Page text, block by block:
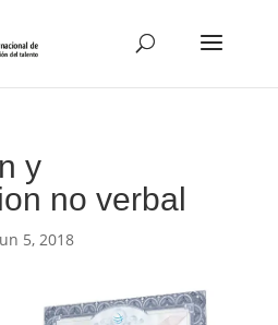
y
no verbal
5, 2018